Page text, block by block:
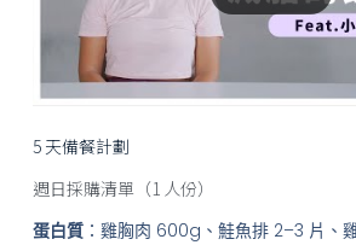
5 天備餐計劃
週日採購清單（1 人份）
蛋白質：雞胸肉 600g、鮭魚排 2–3 片、